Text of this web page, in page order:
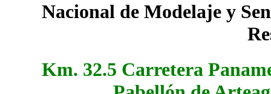
Nacional de Modelaje y
Km. 32.5 Carretera